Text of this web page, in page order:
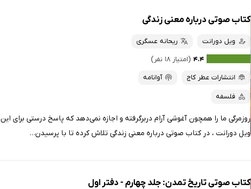
کتاب صوتی درباره معنی زندگی
ویل دورانت
ریحانه عسگری
۴.۴ (امتیاز ۱۸ نفر)
انتشارات عطر کاج
آوانامه
فلسفه
روزمرگی ما را همچون آغوشی آرام دربرگرفته و اجازه نمی‌دهد که پاسخ درستی برای
ویل دورانت ، در کتاب صوتی درباره معنی زندگی تلاش کرده تا با پرسیدن...
کتاب صوتی تاریخ تمدن: جلد چهارم - دفتر اول